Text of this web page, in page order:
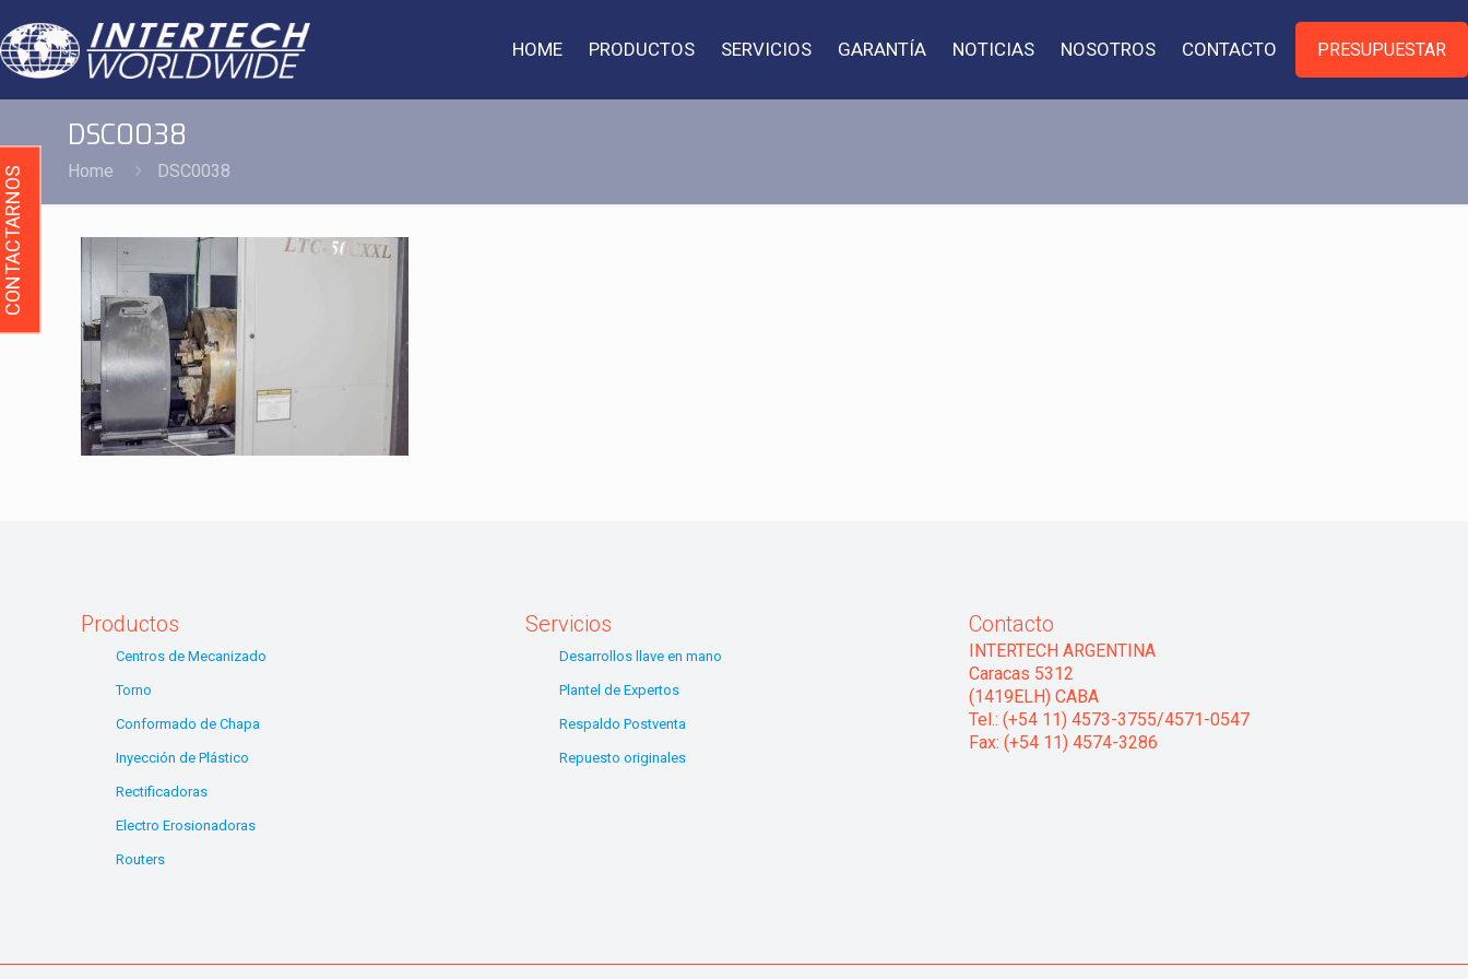
HOME PRODUCTOS SERVICIOS GARANTÍA NOTICIAS NOSOTROS CONTACTO PRESUPUESTAR
DSC0038
Home DSC0038
Productos
Centros de Mecanizado
Torno
Conformado de Chapa
Inyección de Plástico
Rectificadoras
Electro Erosionadoras
Routers
Servicios
Desarrollos llave en mano
Plantel de Expertos
Respaldo Postventa
Repuesto originales
Contacto
INTERTECH ARGENTINA
Caracas 5312
(1419ELH) CABA
Tel.: (+54 11) 4573-3755/4571-0547
Fax: (+54 11) 4574-3286
CONTACTARNOS